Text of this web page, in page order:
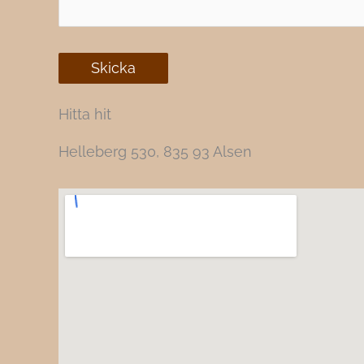
Hitta hit
Helleberg 530, 835 93 Alsen